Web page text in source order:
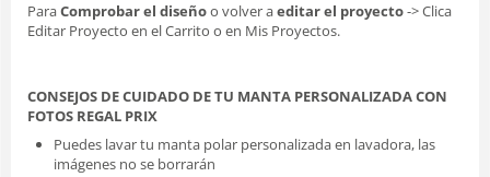
ParaComprobar el diseñoo volver aeditar el proyecto-> Clica
Editar Proyecto en el Carrito o en Mis Proyectos.
CONSEJOS DE CUIDADO DE TU MANTA PERSONALIZADA CON
FOTOS REGAL PRIX
Puedes lavar tu manta polar personalizada en lavadora, las
imágenes no se borrarán